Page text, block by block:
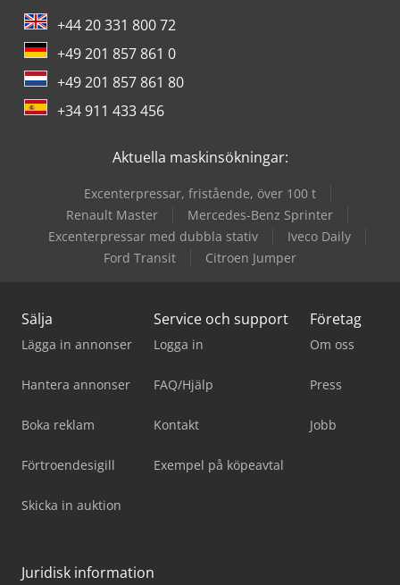
+44 20 331 800 72
+49 201 857 861 0
+49 201 857 861 80
+34 911 433 456
Aktuella maskinsökningar:
Excenterpressar, fristående, över 100 t
Renault Master
Mercedes-Benz Sprinter
Excenterpressar med dubbla stativ
Iveco Daily
Ford Transit
Citroen Jumper
Sälja
Lägga in annonser
Hantera annonser
Boka reklam
Förtroendesigill
Skicka in auktion
Service och support
Logga in
FAQ/Hjälp
Kontakt
Exempel på köpeavtal
Företag
Om oss
Press
Jobb
Juridisk information